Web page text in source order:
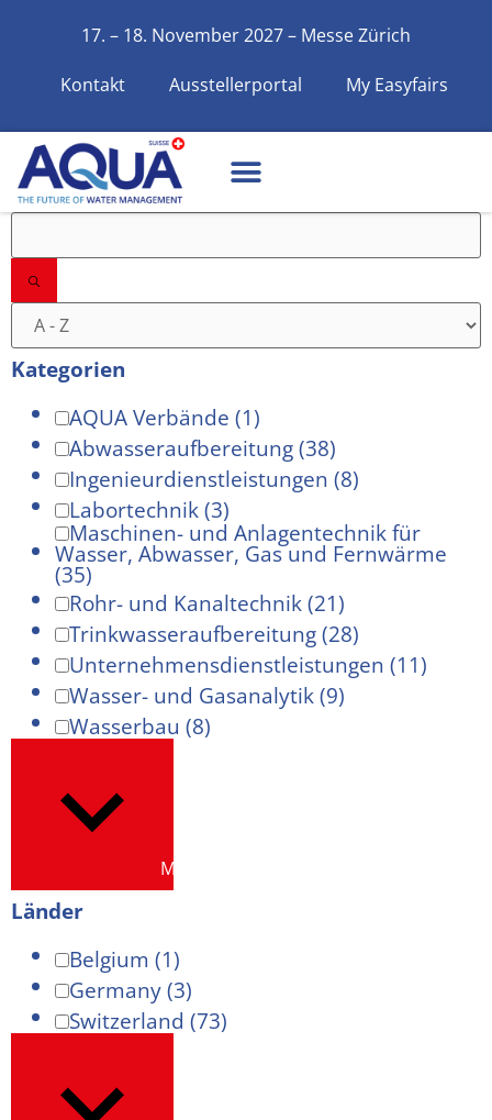
17. – 18. November 2027 – Messe Zürich
Kontakt Ausstellerportal My Easyfairs
Kategorien
AQUA Verbände (1)
Abwasseraufbereitung(38)
Ingenieurdienstleistungen (8)
Labortechnik(3)
Maschinen- und Anlagentechnik für
Wasser, Abwasser, Gas und Fernwärme
(35)
Rohr- und Kanaltechnik(21)
Trinkwasseraufbereitung(28)
Unternehmensdienstleistungen (11)
Wasser- und Gasanalytik(9)
Wasserbau (8)
Mehr anzeigen
Länder
Belgium (1)
Germany(3)
Switzerland (73)